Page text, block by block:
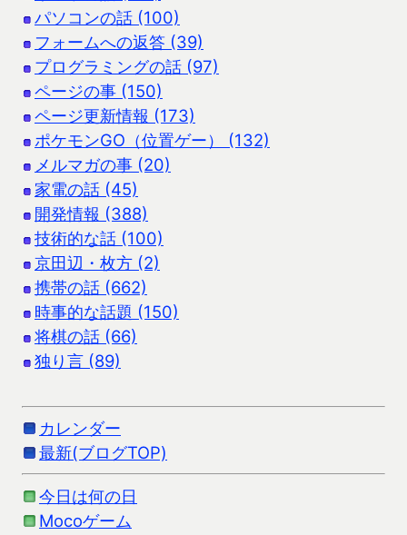
パソコンの話 (100)
フォームへの返答 (39)
プログラミングの話 (97)
ページの事 (150)
ページ更新情報 (173)
ポケモンGO（位置ゲー） (132)
メルマガの事 (20)
家電の話 (45)
開発情報 (388)
技術的な話 (100)
京田辺・枚方 (2)
携帯の話 (662)
時事的な話題 (150)
将棋の話 (66)
独り言 (89)
カレンダー
最新(ブログTOP)
今日は何の日
Mocoゲーム